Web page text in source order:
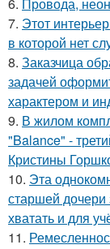
7. Этот
в которой нет
8. Заказчица
задачей
характером и
9. В жилом
"Balance" -
Кристины
10. Эта
старшей дочери
хватать и для
11.